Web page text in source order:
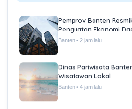
Pemprov Banten
Penguatan Ekonomi
Banten • 2 jam lalu
Dinas Pariwisata
Wisatawan Lokal
Banten • 4 jam lalu